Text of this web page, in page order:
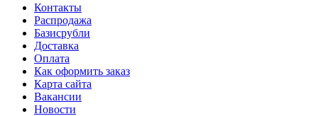
Контакты
Распродажа
Базисрубли
Доставка
Оплата
Как оформить заказ
Карта сайта
Вакансии
Новости